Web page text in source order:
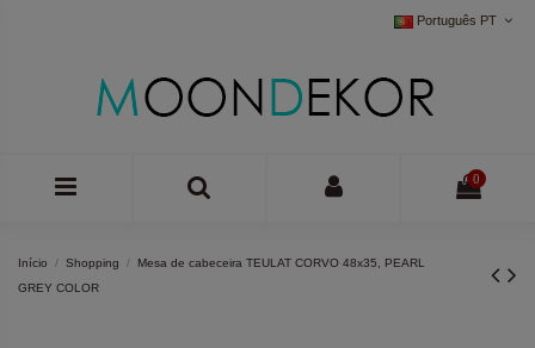
Português PT
0
Início Shopping
Mesa de cabeceira TEULAT CORVO 48x35, PEARL
GREY COLOR